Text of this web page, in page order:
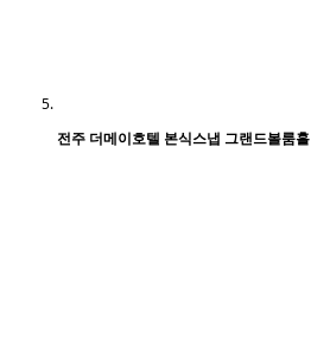
전주 더메이호텔 본식스냅 그랜드볼룸홀